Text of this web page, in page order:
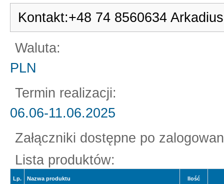
Kontakt:+48 74 8560634
Waluta:
PLN
Termin realizacji:
06.06-11.06.2025
Załączniki dostępne po
Lista produktów:
Lp. Nazwa produktu Ilość